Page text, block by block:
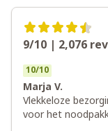
9/10 | 2,076
10/10
Marja V.
Vlekkeloze
voor het